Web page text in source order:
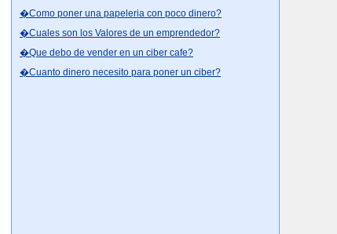
�Como poner una papeleria con poco dinero?
�Cuales son los Valores de un emprendedor?
�Que debo de vender en un ciber cafe?
�Cuanto dinero necesito para poner un ciber?